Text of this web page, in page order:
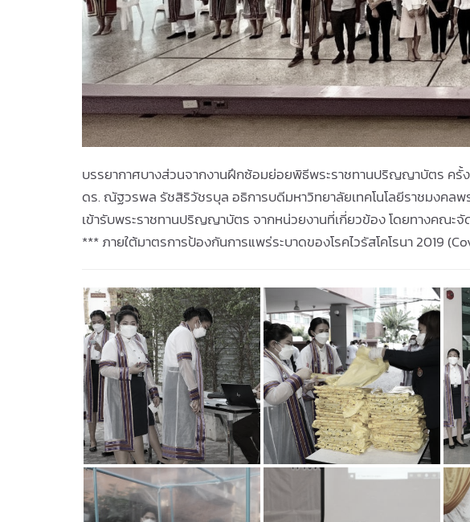
บรรยากาศบางส่วนจากงานฝึกซ้อมย่อยพิธีพระราชทานปริญญาบัตร ครั้
ดร. ณัฐวรพล รัชสิริวัชรบุล อธิการบดีมหาวิทยาลัยเทคโนโลยีราชมงคล
เข้ารับพระราชทานปริญญาบัตร จากหน่วยงานที่เกี่ยวข้อง โดยทางคณะ
*** ภายใต้มาตรการป้องกันการแพร่ระบาดของโรคไวรัสโคโรนา 2019